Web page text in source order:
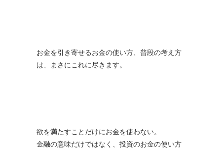
お金を引き寄せるお金の使い方、普段の考え方
は、まさにこれに尽きます。
欲を満たすことだけにお金を使わない。
金融の意味だけではなく、投資のお金の使い方